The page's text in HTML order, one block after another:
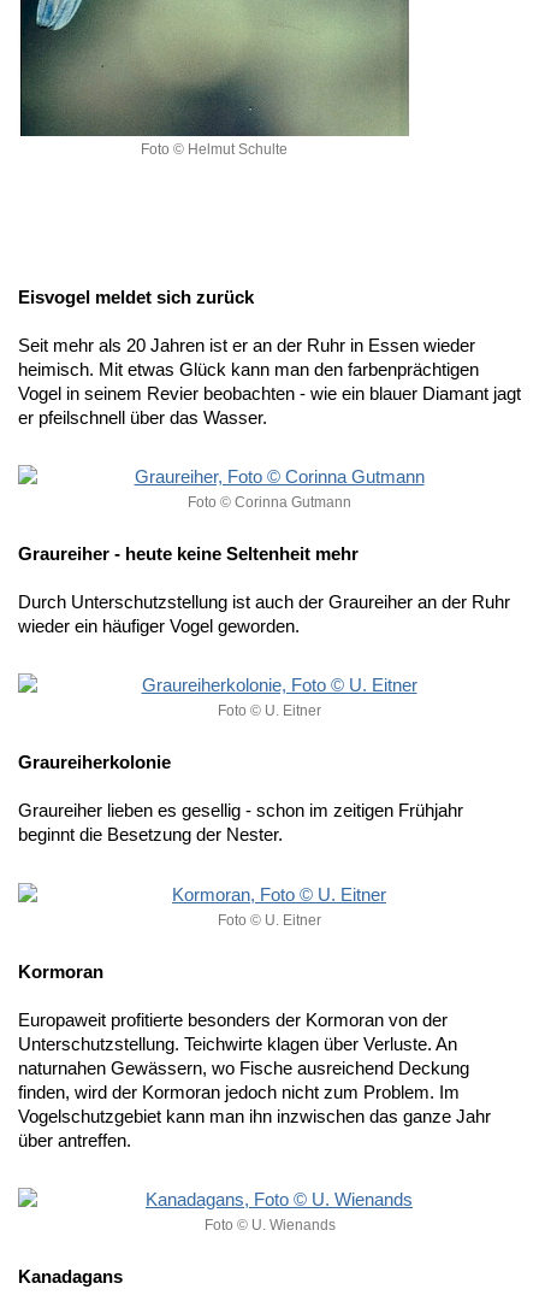
Foto © Helmut Schulte
Eisvogel meldet sich zurück
Seit mehr als 20 Jahren ist er an der Ruhr in Essen wieder
heimisch. Mit etwas Glück kann man den farbenprächtigen
Vogel in seinem Revier beobachten - wie ein blauer Diamant jagt
er pfeilschnell über das Wasser.
Foto © Corinna Gutmann
Graureiher - heute keine Seltenheit mehr
Durch Unterschutzstellung ist auch der Graureiher an der Ruhr
wieder ein häufiger Vogel geworden.
Foto © U. Eitner
Graureiherkolonie
Graureiher lieben es gesellig - schon im zeitigen Frühjahr
beginnt die Besetzung der Nester.
Foto © U. Eitner
Kormoran
Europaweit profitierte besonders der Kormoran von der
Unterschutzstellung. Teichwirte klagen über Verluste. An
naturnahen Gewässern, wo Fische ausreichend Deckung
finden, wird der Kormoran jedoch nicht zum Problem. Im
Vogelschutzgebiet kann man ihn inzwischen das ganze Jahr
über antreffen.
Foto © U. Wienands
Kanadagans